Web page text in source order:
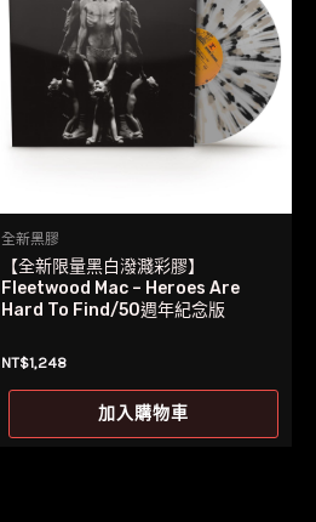
全新黑膠
【全新限量黑白潑濺彩膠】
Fleetwood Mac – Heroes Are
Hard To Find/50週年紀念版
NT$1,248
加入購物車